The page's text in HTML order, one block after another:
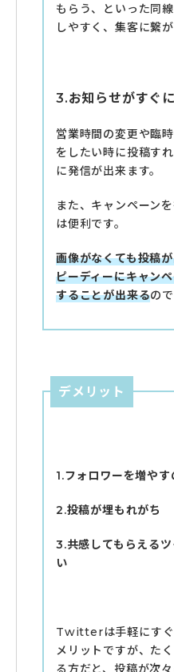
もらう、といった同
しやすく、集客に繋が
3.お知らせがすぐ
営業時間の変更や臨
をしたい時に投稿す
に発信が出来ます。
また、キャンペーン
は便利です。
画像がなくても投稿
ピーディーにキャン
することが出来るので
デメリット
1.フォロワーを増や
2.投稿が埋もれがち
3.共感してもらえる
い
Twitterは手軽にすぐ
メリットですが、た
る方だと、投稿が次